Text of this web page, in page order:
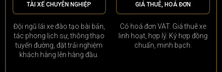
TÀI XẾ CHUYÊN NGHIỆP
Đội ngũ lái xe đào tạo bài bản,
tác phong lịch sự, thông thạo
tuyến đường, đặt trải nghiệm
khách hàng lên hàng đầu.
GIÁ THUÊ, HOÁ ĐƠN
Có hoá đơn VAT. Giá thuê xe
linh hoạt, hợp lý. Ký hợp đồng
chuẩn, minh bạch.